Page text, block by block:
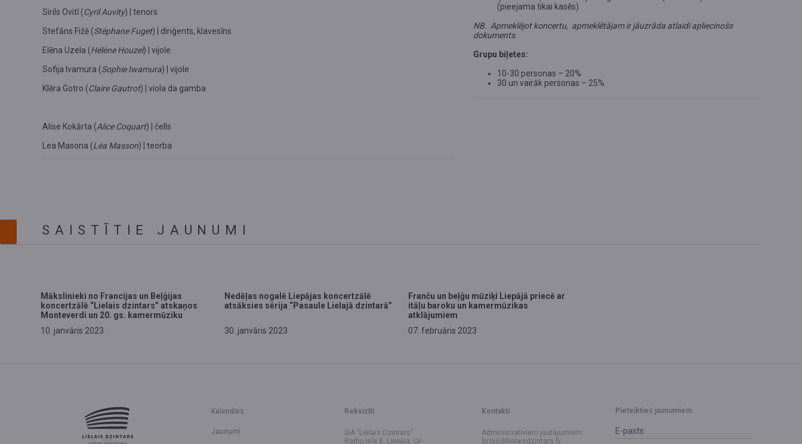
Sirils Ovitī (Cyril Auvity) | tenors
Stefāns Fižē (Stéphane Fuget) | diriģents, klavesīns
Elēna Uzela (Hélène Houzel) | vijole
Sofija Ivamura (Sophie Iwamura) | vijole
Klēra Gotro (Claire Gautrot) | viola da gamba
Alise Kokārta (Alice Coquart) | čells
Lea Masona (Léa Masson) | teorba
(pieejama tikai kasēs)
NB. Apmeklējot koncertu, apmeklētājam ir jāuzrāda atlaidi apliecinošs
dokuments.
Grupu biļetes:
10-30 personas – 20%
30 un vairāk personas – 25%
SAISTĪTIE JAUNUMI
Mākslinieki no Francijas un Beļģijas
koncertzālē “Lielais dzintars” atskaņos
Monteverdi un 20. gs. kamermūziku
10. janvāris 2023
Nedēļas nogalē Liepājas koncertzālē
atsāksies sērija “Pasaule Lielajā dzintarā”
30. janvāris 2023
Franču un beļģu mūziķi Liepājā priecē ar
itāļu baroku un kamermūzikas
atklājumiem
07. februāris 2023
Kalendārs
Jaunumi
Rekvizīti
SIA "Lielais Dzintars"
Radio iela 8, Liepāja, LV-
Kontakti
Administratīviem jautājumiem:
birojs@lielaisdzintars.lv
Pieteikties jaunumiem